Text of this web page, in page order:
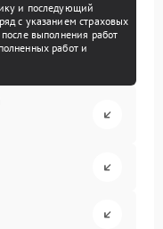
и последующий
с указанием страховых
выполнения работ
работ и